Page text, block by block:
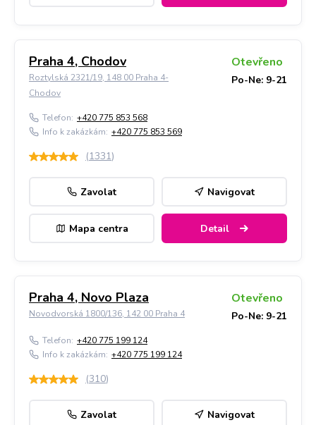
Praha 4, Chodov
Roztylská 2321/19, 148 00 Praha 4-
Chodov
Otevřeno
Po-Ne: 9-21
Telefon: +420 775 853 568
Info k zakázkám: +420 775 853 569
(1331)
Zavolat Navigovat
Mapa centra Detail
Praha 4, Novo Plaza
Novodvorská 1800/136, 142 00 Praha 4
Otevřeno
Po-Ne: 9-21
Telefon: +420 775 199 124
Info k zakázkám: +420 775 199 124
(310)
Zavolat Navigovat